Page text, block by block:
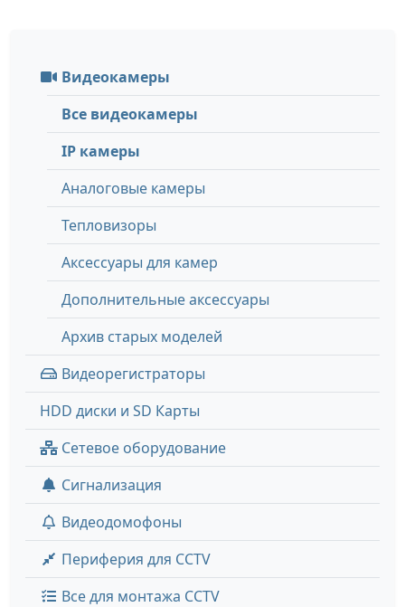
Видеокамеры
Все видеокамеры
IP камеры
Аналоговые камеры
Тепловизоры
Аксессуары для камер
Дополнительные аксессуары
Архив старых моделей
Видеорегистраторы
HDD диски и SD Карты
Сетевое оборудование
Сигнализация
Видеодомофоны
Периферия для CCTV
Все для монтажа CCTV